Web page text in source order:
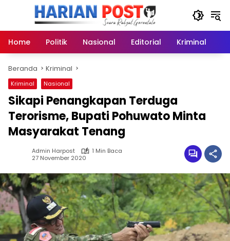
Home
Politik Nasional Editorial Kriminal
Beranda Kriminal
Kriminal Nasional
Sikapi Penangkapan Terduga
Terorisme, Bupati Pohuwato Minta
Masyarakat Tenang
Admin Harpost
1 Min Baca
27 November 2020